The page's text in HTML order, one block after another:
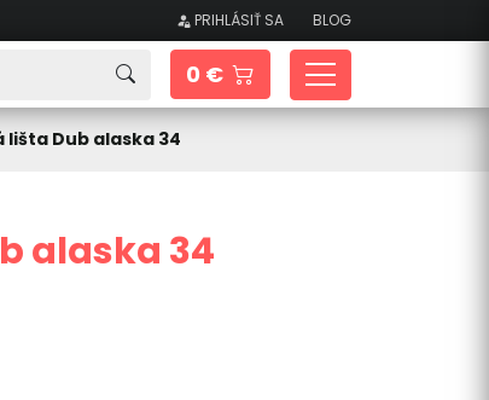
PRIHLÁSIŤ SA BLOG
0 €
lišta Dub alaska 34
alaska 34